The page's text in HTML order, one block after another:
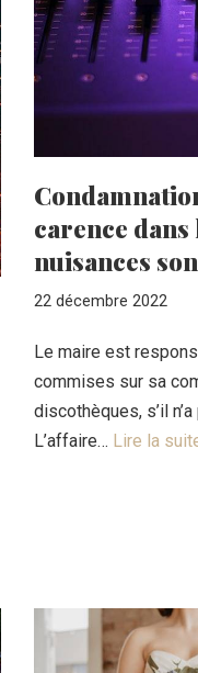
carence
nuisances
22 décembre 2022
Le maire est
commises sur sa
discothèques, s’il
L’affaire… Lire la